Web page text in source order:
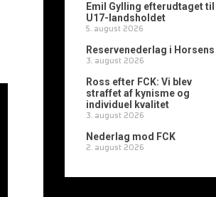
Emil Gylling efterudtaget til
U17-landsholdet
5. august 2026
Reservenederlag i Horsens
3. august 2026
Ross efter FCK: Vi blev
straffet af kynisme og
individuel kvalitet
3. august 2026
Nederlag mod FCK
2. august 2026